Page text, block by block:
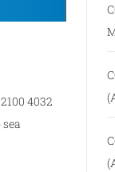
4032